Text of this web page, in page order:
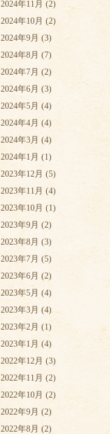
2024年11月 (2)
2024年10月 (2)
2024年9月 (3)
2024年8月 (7)
2024年7月 (2)
2024年6月 (3)
2024年5月 (4)
2024年4月 (4)
2024年3月 (4)
2024年1月 (1)
2023年12月 (5)
2023年11月 (4)
2023年10月 (1)
2023年9月 (2)
2023年8月 (3)
2023年7月 (5)
2023年6月 (2)
2023年5月 (4)
2023年3月 (4)
2023年2月(1)
2023年1月(4)
2022年12月 (3)
2022年11月 (2)
2022年10月 (2)
2022年9月 (2)
2022年8月 (2)